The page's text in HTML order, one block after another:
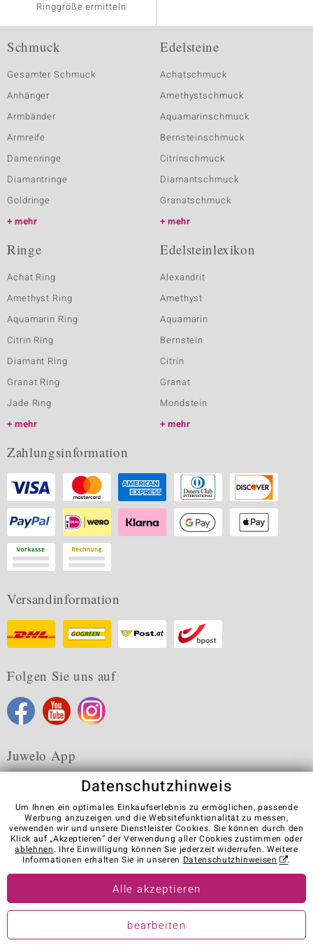
Ringgröße ermitteln
Schmuck
Gesamter Schmuck
Anhänger
Armbänder
Armreife
Damenringe
Diamantringe
Goldringe
mehr
Edelsteine
Achatschmuck
Amethystschmuck
Aquamarinschmuck
Bernsteinschmuck
Citrinschmuck
Diamantschmuck
Granatschmuck
mehr
Ringe
Achat Ring
Amethyst Ring
Aquamarin Ring
Citrin Ring
Diamant Ring
Granat Ring
Jade Ring
mehr
Edelsteinlexikon
Alexandrit
Amethyst
Aquamarin
Bernstein
Citrin
Granat
Mondstein
mehr
Zahlungsinformation
Versandinformation
Folgen Sie uns auf
Juwelo App
Karriere AGB Datenschutz Cookies
Impressum
Kontakt
Vertrag widerrufen
Visit our stores in other countries:
© Juwelo Deutschland GmbH (ein Tochterunternehmen der elumeo
SE)
Datenschutzhinweis
Um Ihnen ein optimales Einkaufserlebnis zu ermöglichen, passende
Werbung anzuzeigen und die Websitefunktionalität zu messen,
verwenden wir und unsere Dienstleister Cookies. Sie können durch den
Klick auf „Akzeptieren“ der Verwendung aller Cookies zustimmen oder
ablehnen. Ihre Einwilligung können Sie jederzeit widerrufen. Weitere
Informationen erhalten Sie in unseren Datenschutzhinweisen .
Alle akzeptieren
bearbeiten